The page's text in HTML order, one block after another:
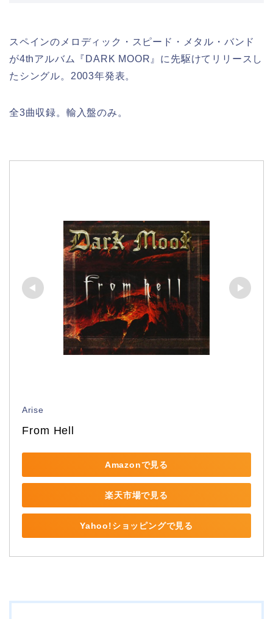
スペインのメロディック・スピード・メタル・バンド
が4thアルバム『DARK MOOR』に先駆けてリリースし
たシングル。2003年発表。
全3曲収録。輸入盤のみ。
Arise
From Hell
Amazonで見る
楽天市場で見る
Yahoo!ショッピングで見る